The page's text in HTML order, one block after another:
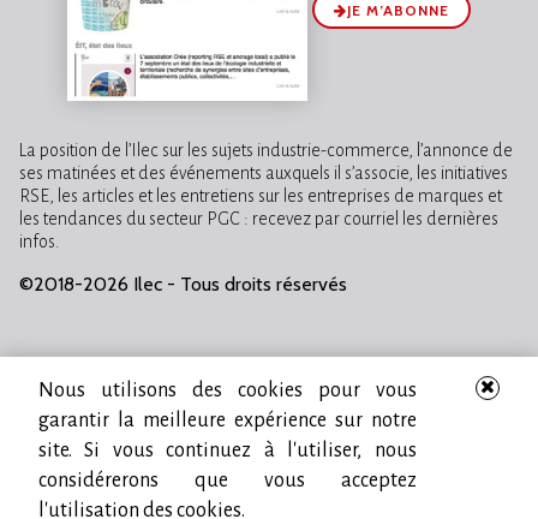
JE M’ABONNE
La position de l’Ilec sur les sujets industrie-commerce, l’annonce de
ses matinées et des événements auxquels il s’associe, les initiatives
RSE, les articles et les entretiens sur les entreprises de marques et
les tendances du secteur PGC : recevez par courriel les dernières
infos.
©2018-2026 Ilec - Tous droits réservés
Nous utilisons des cookies pour vous
garantir la meilleure expérience sur notre
site. Si vous continuez à l'utiliser, nous
considérerons que vous acceptez
l'utilisation des cookies.